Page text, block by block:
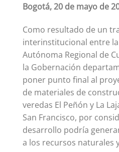
Bogotá, 20 de mayo de
Como resultado de un
interinstitucional entre
Autónoma Regional de
la Gobernación
poner punto final al
de materiales de
veredas El Peñón y La
San Francisco, por
desarrollo podría
a los recursos naturales